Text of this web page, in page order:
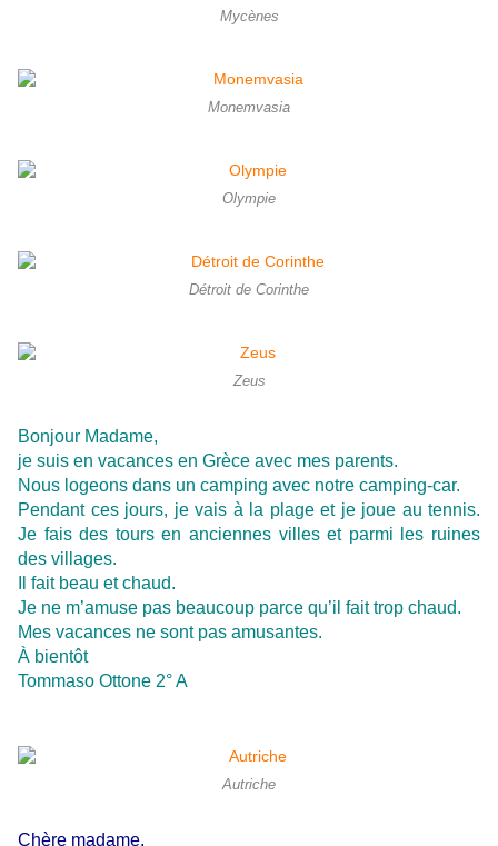
Mycènes
Monemvasia
Olympie
Détroit de Corinthe
Zeus
Bonjour Madame,
je suis en vacances en Grèce avec mes parents.
Nous logeons dans un camping avec notre camping-car.
Pendant ces jours, je vais à la plage et je joue au tennis.
Je fais des tours en anciennes villes et parmi les ruines
des villages.
Il fait beau et chaud.
Je ne m’amuse pas beaucoup parce qu’il fait trop chaud.
Mes vacances ne sont pas amusantes.
À bientôt
Tommaso Ottone 2° A
Autriche
Chère madame,